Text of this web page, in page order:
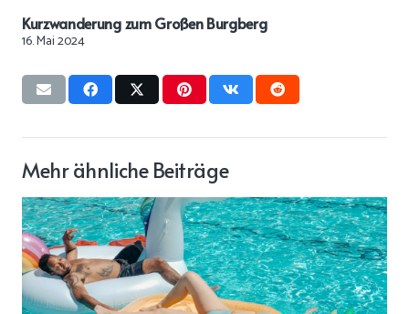
Kurzwanderung zum Großen Burgberg
16. Mai 2024
Mehr ähnliche Beiträge